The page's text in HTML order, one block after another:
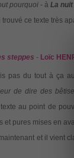
pourquoi- àLa
ce texte très
steppes - Loïc
pas du tout à ça
de dire des
au point de
et pures mises en
et il vient